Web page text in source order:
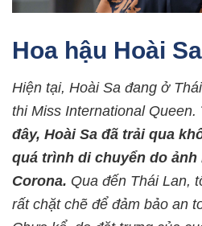
Hoa hậu Hoài Sa
Hiện tại, Hoài Sa đang ở
thi Miss International Queen.
đây, Hoài Sa đã trải qua
quá trình di chuyển do
Corona. Qua đến Thái Lan,
rất chặt chẽ để đảm bảo an